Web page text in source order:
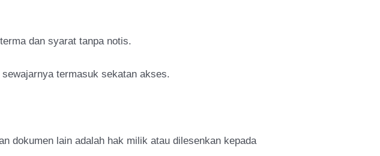
dan syarat tanpa notis.
termasuk sekatan akses.
dokumen lain adalah hak milik atau dilesenkan kepada